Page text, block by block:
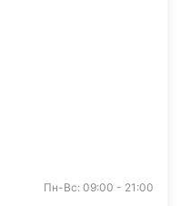
Пн-Вс: 09:00 - 21:00